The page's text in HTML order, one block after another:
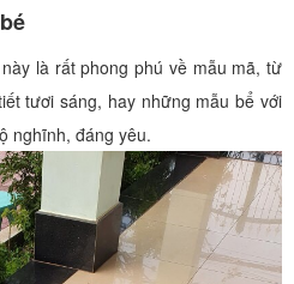
là rất phong phú về mẫu mã, từ
tươi sáng, hay những mẫu bể với
nghĩnh, đáng yêu.